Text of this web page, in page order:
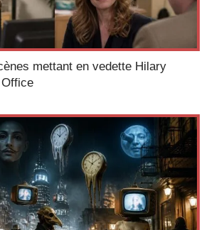
mettant en vedette Hilary